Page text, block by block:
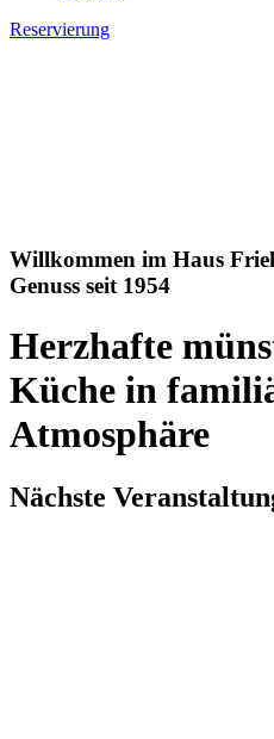
Reservierung
Willkommen im Haus
Genuss seit 1954
Herzhafte
Küche in
Atmosphäre
Nächste